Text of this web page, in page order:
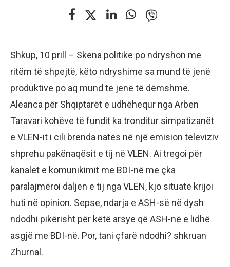
Shkup, 10 prill – Skena politike po ndryshon me
ritëm të shpejtë, këto ndryshime sa mund të jenë
produktive po aq mund të jenë të dëmshme.
Aleanca për Shqiptarët e udhëhequr nga Arben
Taravari kohëve të fundit ka tronditur simpatizanët
e VLEN-it i cili brenda natës në një emision televiziv
shprehu pakënaqësit e tij në VLEN. Ai tregoi për
kanalet e komunikimit me BDI-në me çka
paralajmëroi daljen e tij nga VLEN, kjo situatë krijoi
huti në opinion. Sepse, ndarja e ASH-së në dysh
ndodhi pikërisht për këtë arsye që ASH-në e lidhë
asgjë me BDI-në. Por, tani çfarë ndodhi? shkruan
Zhurnal.